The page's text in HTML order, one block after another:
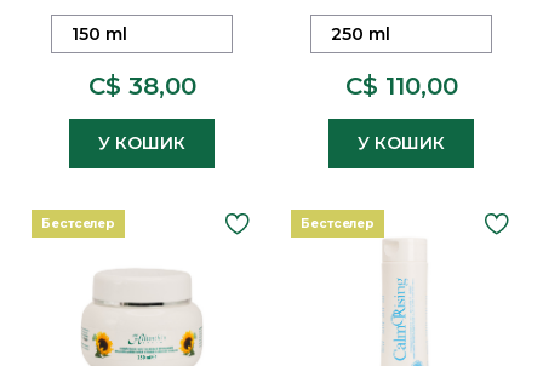
150 ml
C$ 38,00
У КОШИК
250 ml
C$ 110,00
У КОШИК
Бестселер Бестселер